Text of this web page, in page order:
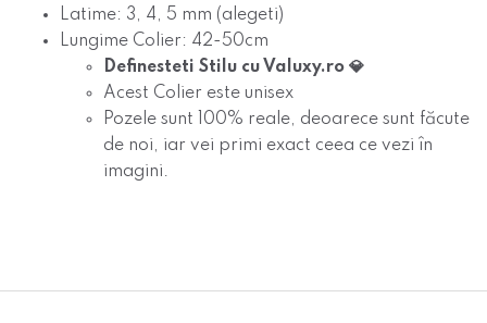
Latime: 3, 4, 5 mm (alegeti)
Lungime Colier: 42-50cm
Definesteti Stilu cu Valuxy.ro 💎
Acest Colier este unisex
Pozele sunt
100% reale, deoarece sunt făcute
de noi, iar vei primi exact ceea ce vezi în
imagini.